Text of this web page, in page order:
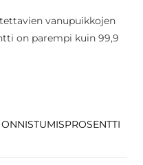
vanupuikkojen
on parempi kuin 99,9
ONNISTUMISPROSENTTI